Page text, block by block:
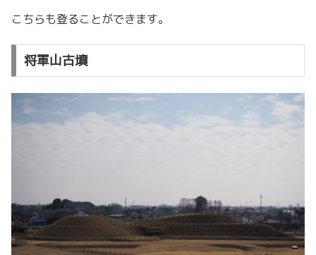
こちらも登ることができます。
将軍山古墳